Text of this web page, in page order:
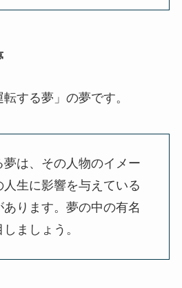
する夢」の夢です。
は、その人物のイメー
生に影響を与えている
ります。夢の中の有名
ましょう。